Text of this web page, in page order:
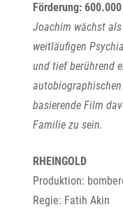
Förderung:
Joachim wächst
weitläufigen
und tief berührend
basierende Film
Familie zu sein.
RHEINGOLD
Produktion:
Regie: Fatih Akin